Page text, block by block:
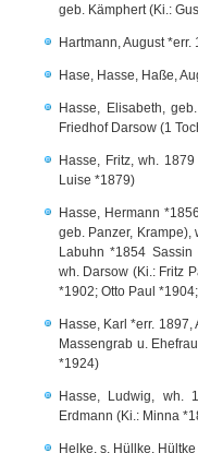
geb. Kämphert (Ki.:
Hartmann, August
Hase, Hasse, Haße,
Hasse, Elisabeth,
Friedhof Darsow (1
Hasse, Fritz, wh.
Luise *1879)
Hasse, Hermann
geb. Panzer, Krampe),
Labuhn *1854
wh. Darsow (Ki.: Fritz
*1902; Otto Paul
Hasse, Karl *err.
Massengrab u.
*1924)
Hasse, Ludwig, wh.
Erdmann (Ki.: Minna
Helke, s. Hüllke, Hültke